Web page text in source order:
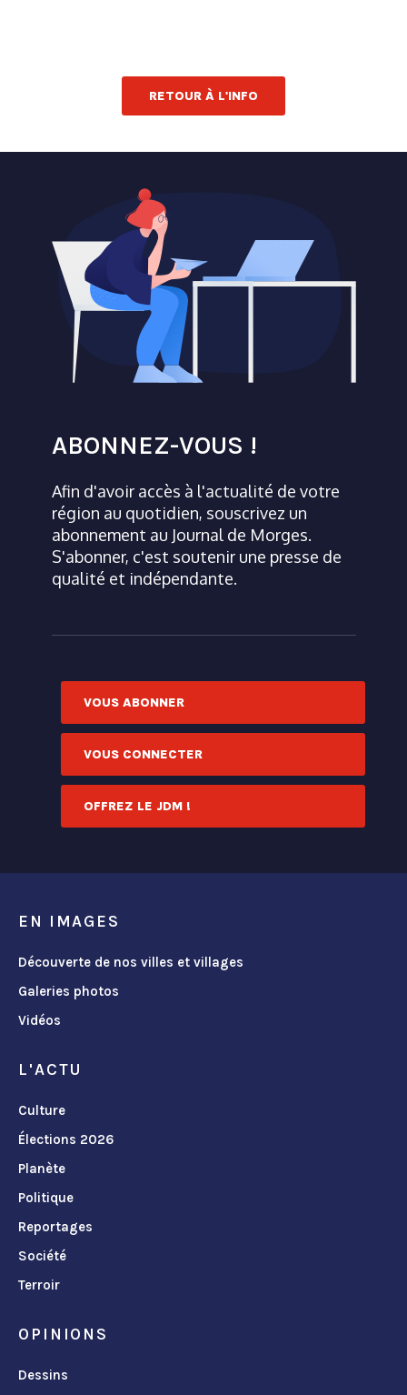
RETOUR À L'INFO
ABONNEZ-VOUS !
Afin d'avoir accès à l'actualité de votre
région au quotidien, souscrivez un
abonnement au Journal de Morges.
S'abonner, c'est soutenir une presse de
qualité et indépendante.
VOUS ABONNER
VOUS CONNECTER
OFFREZ LE JDM !
EN IMAGES
Découverte de nos villes et villages
Galeries photos
Vidéos
L'ACTU
Culture
Élections 2026
Planète
Politique
Reportages
Société
Terroir
OPINIONS
Dessins